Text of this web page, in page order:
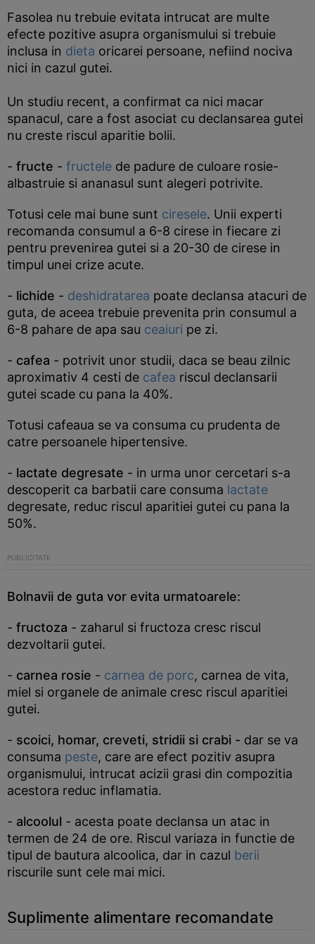
Fasolea nu trebuie evitata intrucat are multe
efecte pozitive asupra organismului si trebuie
inclusa in dieta oricarei persoane, nefiind nociva
nici in cazul gutei.
Un studiu recent, a confirmat ca nici macar
spanacul, care a fost asociat cu declansarea gutei
nu creste riscul aparitie bolii.
- fructe - fructele de padure de culoare rosie-
albastruie si ananasul sunt alegeri potrivite.
Totusi cele mai bune sunt ciresele. Unii experti
recomanda consumul a 6-8 cirese in fiecare zi
pentru prevenirea gutei si a 20-30 de cirese in
timpul unei crize acute.
- lichide - deshidratarea poate declansa atacuri de
guta, de aceea trebuie prevenita prin consumul a
6-8 pahare de apa sau ceaiuri pe zi.
- cafea - potrivit unor studii, daca se beau zilnic
aproximativ 4 cesti de cafea riscul declansarii
gutei scade cu pana la 40%.
Totusi cafeaua se va consuma cu prudenta de
catre persoanele hipertensive.
- lactate degresate - in urma unor cercetari s-a
descoperit ca barbatii care consuma lactate
degresate, reduc riscul aparitiei gutei cu pana la
50%.
Bolnavii de guta vor evita urmatoarele:
- fructoza - zaharul si fructoza cresc riscul
dezvoltarii gutei.
- carnea rosie - carnea de porc, carnea de vita,
miel si organele de animale cresc riscul aparitiei
gutei.
- scoici, homar, creveti, stridii si crabi - dar se va
consuma peste, care are efect pozitiv asupra
organismului, intrucat acizii grasi din compozitia
acestora reduc inflamatia.
- alcoolul - acesta poate declansa un atac in
termen de 24 de ore. Riscul variaza in functie de
tipul de bautura alcoolica, dar in cazul berii
riscurile sunt cele mai mici.
Suplimente alimentare recomandate